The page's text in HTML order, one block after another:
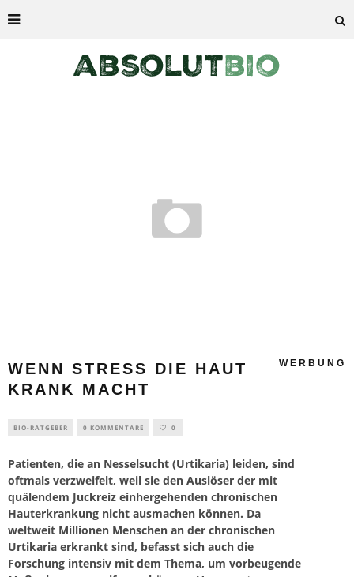
WENN STRESS DIE HAUT
KRANK MACHT
WERBUNG
BIO-RATGEBER 0 KOMMENTARE 0
Patienten, die an Nesselsucht (Urtikaria) leiden, sind
oftmals verzweifelt, weil sie den Auslöser der mit
quälendem Juckreiz einhergehenden chronischen
Hauterkrankung nicht ausmachen können. Da
weltweit Millionen Menschen an der chronischen
Urtikaria erkrankt sind, befasst sich auch die
Forschung intensiv mit dem Thema, um vorbeugende